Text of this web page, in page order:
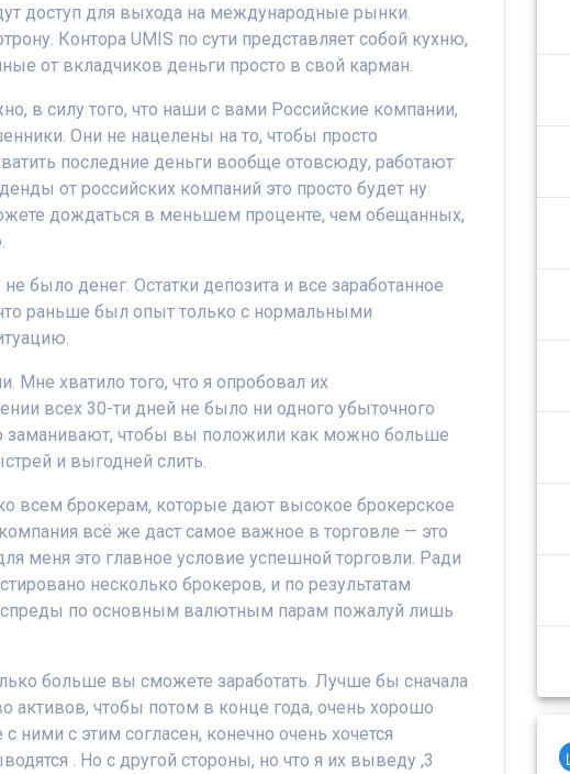
доступ для выхода на международные рынки.
Контора UMIS по сути представляет собой кухню,
от вкладчиков деньги просто в свой карман.
в силу того, что наши с вами Российские компании,
Они не нацелены на то, чтобы просто
последние деньги вообще отовсюду, работают
от российских компаний это просто будет ну
дождаться в меньшем проценте, чем обещанных,
было денег. Остатки депозита и все заработанное
раньше был опыт только с нормальными
хватило того, что я опробовал их
всех 30-ти дней не было ни одного убыточного
заманивают, чтобы вы положили как можно больше
и выгодней слить.
всем брокерам, которые дают высокое брокерское
всё же даст самое важное в торговле — это
меня это главное условие успешной торговли. Ради
несколько брокеров, и по результатам
спреды по основным валютным парам пожалуй лишь
больше вы сможете заработать. Лучше бы сначала
активов, чтобы потом в конце года, очень хорошо
с этим согласен, конечно очень хочется
. Но с другой стороны, но что я их выведу ,3